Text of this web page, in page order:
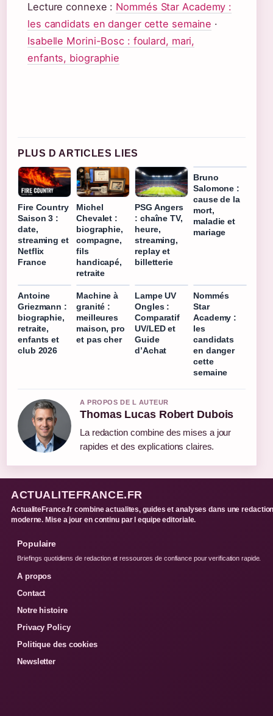
Lecture connexe : Nommés Star Academy :
les candidats en danger cette semaine ·
Isabelle Morini-Bosc : foulard, mari,
enfants, biographie
PLUS D ARTICLES LIES
Fire Country
Saison 3 :
date,
streaming et
Netflix
France
Michel
Chevalet :
biographie,
compagne,
fils
handicapé,
retraite
PSG Angers
: chaîne TV,
heure,
streaming,
replay et
billetterie
Bruno
Salomone :
cause de la
mort,
maladie et
mariage
Antoine
Griezmann :
biographie,
retraite,
enfants et
club 2026
Machine à
granité :
meilleures
maison, pro
et pas cher
Lampe UV
Ongles :
Comparatif
UV/LED et
Guide
d’Achat
Nommés
Star
Academy :
les
candidats
en danger
cette
semaine
A PROPOS DE L AUTEUR
Thomas Lucas Robert Dubois
La redaction combine des mises a jour
rapides et des explications claires.
ACTUALITEFRANCE.FR
ActualiteFrance.fr combine actualites, guides et analyses dans une
moderne. Mise a jour en continu par l equipe editoriale.
Populaire
Briefings quotidiens de redaction et ressources de confiance pour verification rapide.
A propos
Contact
Notre histoire
Privacy Policy
Politique des cookies
Newsletter